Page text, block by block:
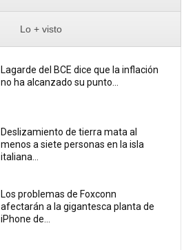
Lo + visto
Lagarde del BCE dice que la inflación
no ha alcanzado su punto...
Deslizamiento de tierra mata al
menos a siete personas en la isla
italiana...
Los problemas de Foxconn
afectarán a la gigantesca planta de
iPhone de...